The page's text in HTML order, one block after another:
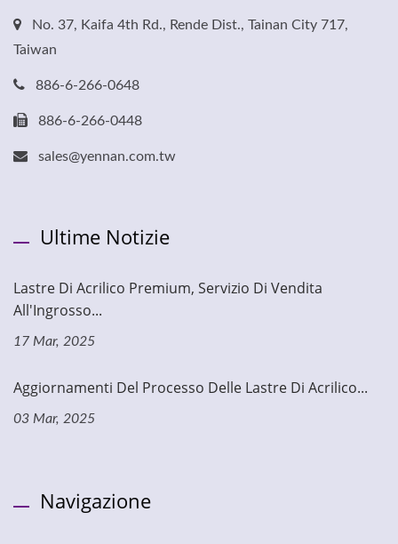
No. 37, Kaifa 4th Rd., Rende Dist., Tainan City 717,
Taiwan
886-6-266-0648
886-6-266-0448
sales@yennan.com.tw
Ultime Notizie
Lastre Di Acrilico Premium, Servizio Di Vendita
All'Ingrosso...
17 Mar, 2025
Aggiornamenti Del Processo Delle Lastre Di Acrilico...
03 Mar, 2025
Navigazione